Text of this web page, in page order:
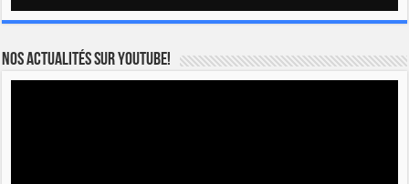
Nos actualités sur YOUTUBE!